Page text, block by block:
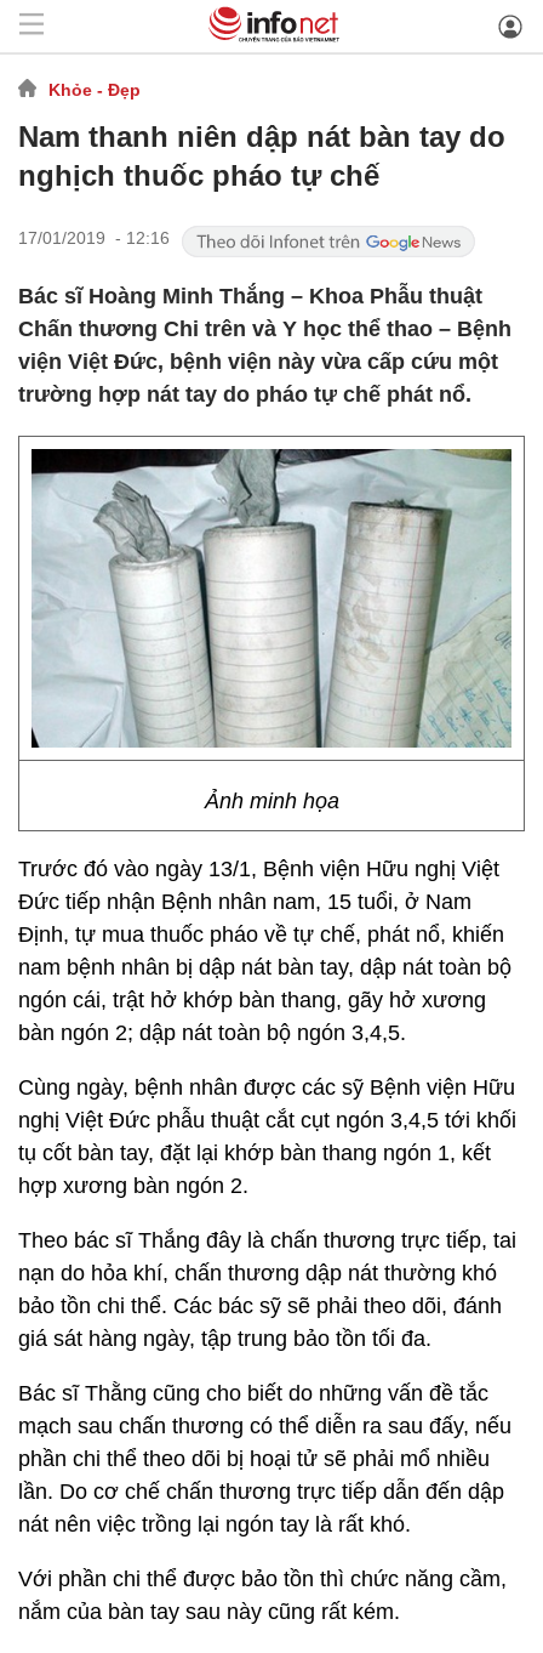
Khỏe - Đẹp
Nam thanh niên dập nát bàn tay do
nghịch thuốc pháo tự chế
17/01/2019 - 12:16
Bác sĩ Hoàng Minh Thắng – Khoa Phẫu thuật
Chấn thương Chi trên và Y học thể thao – Bệnh
viện Việt Đức, bệnh viện này vừa cấp cứu một
trường hợp nát tay do pháo tự chế phát nổ.
Ảnh minh họa
Trước đó vào ngày 13/1, Bệnh viện Hữu nghị Việt
Đức tiếp nhận Bệnh nhân nam, 15 tuổi, ở Nam
Định, tự mua thuốc pháo về tự chế, phát nổ, khiến
nam bệnh nhân bị dập nát bàn tay, dập nát toàn bộ
ngón cái, trật hở khớp bàn thang, gãy hở xương
bàn ngón 2; dập nát toàn bộ ngón 3,4,5.
Cùng ngày, bệnh nhân được các sỹ Bệnh viện Hữu
nghị Việt Đức phẫu thuật cắt cụt ngón 3,4,5 tới khối
tụ cốt bàn tay, đặt lại khớp bàn thang ngón 1, kết
hợp xương bàn ngón 2.
Theo bác sĩ Thắng đây là chấn thương trực tiếp, tai
nạn do hỏa khí, chấn thương dập nát thường khó
bảo tồn chi thể. Các bác sỹ sẽ phải theo dõi, đánh
giá sát hàng ngày, tập trung bảo tồn tối đa.
Bác sĩ Thằng cũng cho biết do những vấn đề tắc
mạch sau chấn thương có thể diễn ra sau đấy, nếu
phần chi thể theo dõi bị hoại tử sẽ phải mổ nhiều
lần. Do cơ chế chấn thương trực tiếp dẫn đến dập
nát nên việc trồng lại ngón tay là rất khó.
Với phần chi thể được bảo tồn thì chức năng cầm,
nắm của bàn tay sau này cũng rất kém.